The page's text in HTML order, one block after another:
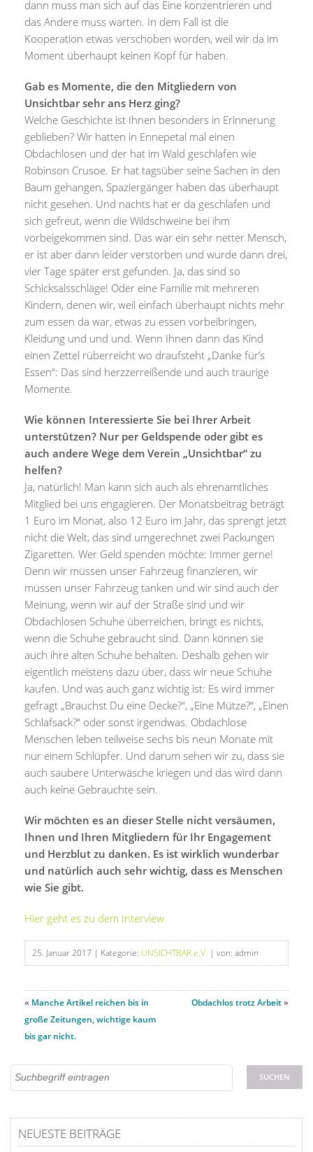
dann muss man sich auf das Eine konzentrieren und
das Andere muss warten. In dem Fall ist die
Kooperation etwas verschoben worden, weil wir da im
Moment überhaupt keinen Kopf für haben.
Gab es Momente, die den Mitgliedern von
Unsichtbar sehr ans Herz ging?
Welche Geschichte ist Ihnen besonders in Erinnerung
geblieben? Wir hatten in Ennepetal mal einen
Obdachlosen und der hat im Wald geschlafen wie
Robinson Crusoe. Er hat tagsüber seine Sachen in den
Baum gehangen, Spaziergänger haben das überhaupt
nicht gesehen. Und nachts hat er da geschlafen und
sich gefreut, wenn die Wildschweine bei ihm
vorbeigekommen sind. Das war ein sehr netter Mensch,
er ist aber dann leider verstorben und wurde dann drei,
vier Tage später erst gefunden. Ja, das sind so
Schicksalsschläge! Oder eine Familie mit mehreren
Kindern, denen wir, weil einfach überhaupt nichts mehr
zum essen da war, etwas zu essen vorbeibringen,
Kleidung und und und. Wenn Ihnen dann das Kind
einen Zettel rüberreicht wo draufsteht „Danke für’s
Essen“: Das sind herzzerreißende und auch traurige
Momente.
Wie können Interessierte Sie bei Ihrer Arbeit
unterstützen? Nur per Geldspende oder gibt es
auch andere Wege dem Verein „Unsichtbar“ zu
helfen?
Ja, natürlich! Man kann sich auch als ehrenamtliches
Mitglied bei uns engagieren. Der Monatsbeitrag beträgt
1 Euro im Monat, also 12 Euro im Jahr, das sprengt jetzt
nicht die Welt, das sind umgerechnet zwei Packungen
Zigaretten. Wer Geld spenden möchte: Immer gerne!
Denn wir müssen unser Fahrzeug finanzieren, wir
müssen unser Fahrzeug tanken und wir sind auch der
Meinung, wenn wir auf der Straße sind und wir
Obdachlosen Schuhe überreichen, bringt es nichts,
wenn die Schuhe gebraucht sind. Dann können sie
auch ihre alten Schuhe behalten. Deshalb gehen wir
eigentlich meistens dazu über, dass wir neue Schuhe
kaufen. Und was auch ganz wichtig ist: Es wird immer
gefragt „Brauchst Du eine Decke?“, „Eine Mütze?“, „Einen
Schlafsack?“ oder sonst irgendwas. Obdachlose
Menschen leben teilweise sechs bis neun Monate mit
nur einem Schlüpfer. Und darum sehen wir zu, dass sie
auch saubere Unterwäsche kriegen und das wird dann
auch keine Gebrauchte sein.
Wir möchten es an dieser Stelle nicht versäumen,
Ihnen und Ihren Mitgliedern für Ihr Engagement
und Herzblut zu danken. Es ist wirklich wunderbar
und natürlich auch sehr wichtig, dass es Menschen
wie Sie gibt.
Hier geht es zu dem Interview
25. Januar 2017 | Kategorie: UNSICHTBAR e.V. | von: admin
« Manche Artikel reichen bis in
große Zeitungen, wichtige kaum
bis gar nicht.
Obdachlos trotz Arbeit»
NEUESTE BEITRÄGE